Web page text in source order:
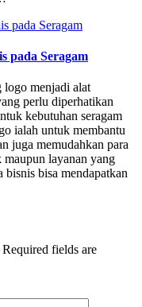
pada Seragam
logo menjadi alat
perlu diperhatikan
kebutuhan seragam
ialah untuk membantu
juga memudahkan para
layanan yang
bisa mendapatkan
Required fields are